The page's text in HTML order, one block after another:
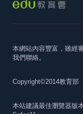
本網站內容豐富，雖經
我們聯絡。
Copyright©2014教育部
本站建議最佳瀏覽器版